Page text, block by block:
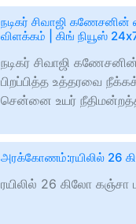
நடிகர் சிவாஜி கணேசனின்
விளக்கம் | கிங் நியூஸ்
நடிகர் சிவாஜி
பிறப்பித்த உத்தரவை நீக்கக்
சென்னை உயர்
அரக்கோணம்:ரயிலில் 26
ரயிலில் 26 கிலோ கஞ்சா